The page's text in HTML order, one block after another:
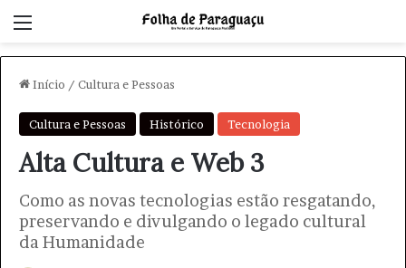
Início / Cultura e Pessoas
Cultura e Pessoas Histórico Tecnologia
Alta Cultura e Web 3
Como as novas tecnologias estão resgatando,
preservando e divulgando o legado cultural
da Humanidade